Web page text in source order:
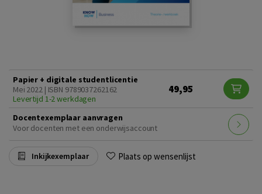
Papier + digitale studentlicentie
Mei 2022 | ISBN 9789037262162
Levertijd 1-2 werkdagen
49,95
Docentexemplaar aanvragen
Voor docenten met een onderwijsaccount
Inkijkexemplaar Plaats op wensenlijst